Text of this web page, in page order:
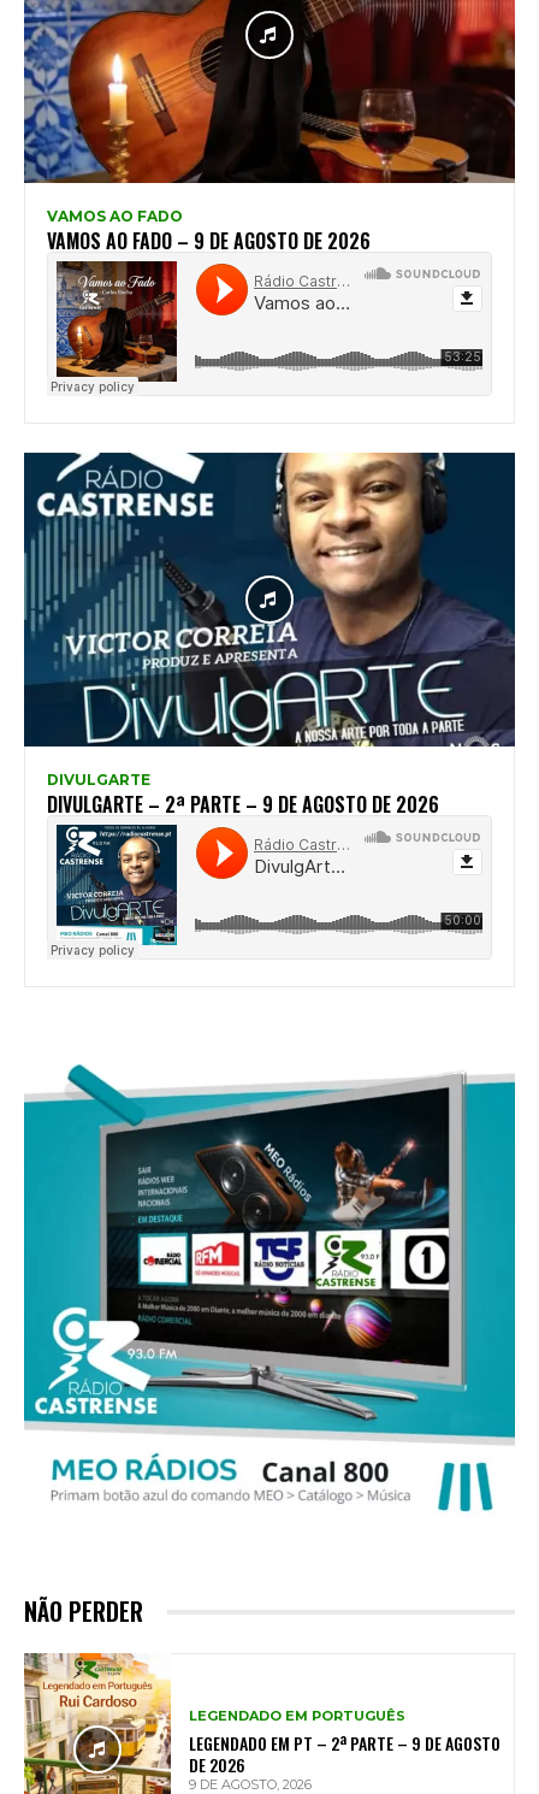
VAMOS AO FADO
VAMOS AO FADO – 9 DE AGOSTO DE 2026
DIVULGARTE
DIVULGARTE – 2ª PARTE – 9 DE AGOSTO DE 2026
NÃO PERDER
LEGENDADO EM PORTUGUÊS
LEGENDADO EM PT – 2ª PARTE – 9 DE AGOSTO
DE 2026
9 DE AGOSTO, 2026